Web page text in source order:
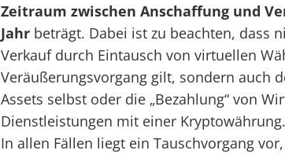
Zeitraum zwischen Anschaffung und
Jahr beträgt. Dabei ist zu beachten, dass
Verkauf durch Eintausch von virtuellen
Veräußerungsvorgang gilt, sondern auch
Assets selbst oder die „Bezahlung“ von
Dienstleistungen mit einer Kryptowährung.
In allen Fällen liegt ein Tauschvorgang